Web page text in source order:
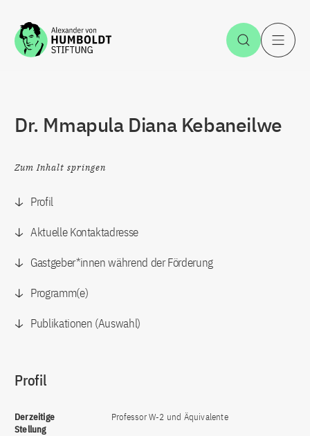
Zum Inhalt springen Suche
Dr. Mmapula Diana Kebaneilwe
Zum Inhalt springen
Profil
Aktuelle Kontaktadresse
Gastgeber*innen während der Förderung
Programm(e)
Publikationen (Auswahl)
Profil
Derzeitige
Stellung
Professor W-2 und Äquivalente